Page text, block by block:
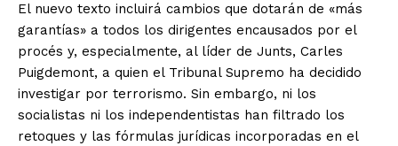
El nuevo texto incluirá cambios que dotarán de «más
garantías» a todos los dirigentes encausados por el
procés y, especialmente, al líder de Junts, Carles
Puigdemont, a quien el Tribunal Supremo ha decidido
investigar por terrorismo. Sin embargo, ni los
socialistas ni los independentistas han filtrado los
retoques y las fórmulas jurídicas incorporadas en el